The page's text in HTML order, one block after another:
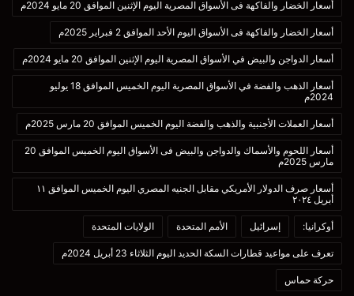
أسعار الخضار والفاكهة فى الأسواق المصرية اليوم الإثنين الموافق 20 مايو 2024م
أسعار الخضار والفاكهة فى الأسواق اليوم الأحد الموافق 2 فبراير 2025م
أسعار الدواجن والبيض في الأسواق المصرية اليوم الإثنين الموافق 20 مايو 2024م
أسعار الذهب والفضة في الأسواق المصرية اليوم الخميس الموافق 18 يوليو
2024م
أسعار العملات الأجنبية والذهب والفضة اليوم الخميس الموافق 20 مارس 2025م
أسعار اللحوم والأسماك والدواجن والبيض فى الأسواق اليوم الخميس الموافق 20
مارس 2025م
أسعار صرف الدولار الأمريكي مقابل الجنيه المصري اليوم الخميس الموافق ١١
أبريل ٢٠٢٤
أوكرانيا: إسرائيل الأمم المتحدة الولايات المتحدة
تعرف على مواعيد قطارات السكة الحديد اليوم الثلاثاء 23 أبريل 2024م
حركة حماس